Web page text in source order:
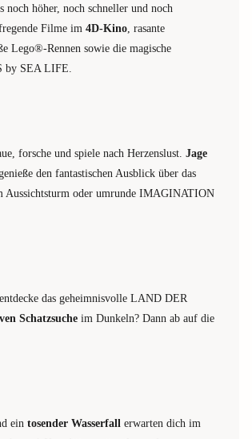
höher, noch schneller und noch
Filme im 4D-Kino, rasante
Lego®-Rennen sowie die magische
by SEA LIFE.
forsche und spiele nach Herzenslust. Jage
den fantastischen Ausblick über das
Aussichtsturm oder umrunde IMAGINATION
das geheimnisvolle LAND DER
Schatzsuche im Dunkeln? Dann ab auf die
ein tosender Wasserfall erwarten dich im